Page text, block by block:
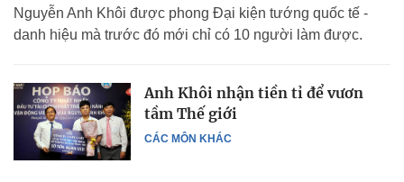
Nguyễn Anh Khôi được phong Đại kiện tướng quốc tế -
danh hiệu mà trước đó mới chỉ có 10 người làm được.
CÁC MÔN KHÁC
Anh Khôi nhận tiền tỉ để vươn
tầm Thế giới